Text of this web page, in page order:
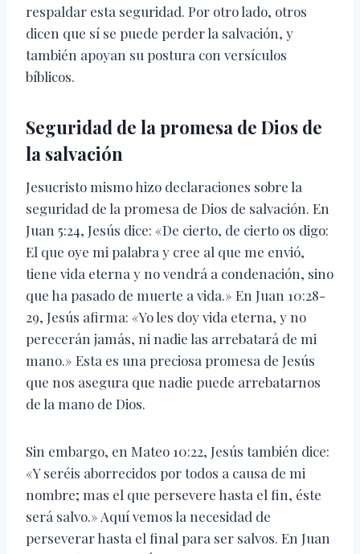
respaldar esta seguridad. Por otro lado, otros
dicen que sí se puede perder la salvación, y
también apoyan su postura con versículos
bíblicos.
Seguridad de la promesa de Dios de
la salvación
Jesucristo mismo hizo declaraciones sobre la
seguridad de la promesa de Dios de salvación. En
Juan 5:24, Jesús dice: «De cierto, de cierto os digo:
El que oye mi palabra y cree al que me envió,
tiene vida eterna y no vendrá a condenación, sino
que ha pasado de muerte a vida.» En Juan 10:28-
29, Jesús afirma: «Yo les doy vida eterna, y no
perecerán jamás, ni nadie las arrebatará de mi
mano.» Esta es una preciosa promesa de Jesús
que nos asegura que nadie puede arrebatarnos
de la mano de Dios.
Sin embargo, en Mateo 10:22, Jesús también dice:
«Y seréis aborrecidos por todos a causa de mi
nombre; mas el que persevere hasta el fin, éste
será salvo.» Aquí vemos la necesidad de
perseverar hasta el final para ser salvos. En Juan